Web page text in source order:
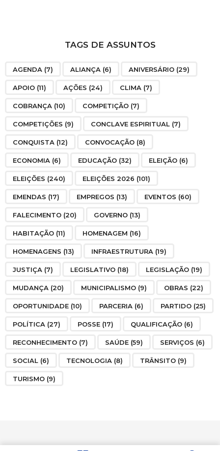
TAGS DE ASSUNTOS
AGENDA (7) ALIANÇA (6) ANIVERSÁRIO (29)
APOIO (11) AÇÕES (24) CLIMA (7)
COBRANÇA (10) COMPETIÇÃO (7)
COMPETIÇÕES (9) CONCLAVE ESPIRITUAL (7)
CONQUISTA (12) CONVOCAÇÃO (8)
ECONOMIA (6) EDUCAÇÃO (32) ELEIÇÃO (6)
ELEIÇÕES (240) ELEIÇÕES 2026 (101)
EMENDAS (17) EMPREGOS (13) EVENTOS (60)
FALECIMENTO (20) GOVERNO (13)
HABITAÇÃO (11) HOMENAGEM (16)
HOMENAGENS (13) INFRAESTRUTURA (19)
JUSTIÇA (7) LEGISLATIVO (18) LEGISLAÇÃO (19)
MUDANÇA (20) MUNICIPALISMO (9) OBRAS (22)
OPORTUNIDADE (10) PARCERIA (6) PARTIDO (25)
POLÍTICA (27) POSSE (17) QUALIFICAÇÃO (6)
RECONHECIMENTO (7) SAÚDE (59) SERVIÇOS (6)
SOCIAL (6) TECNOLOGIA (8) TRÂNSITO (9)
TURISMO (9)